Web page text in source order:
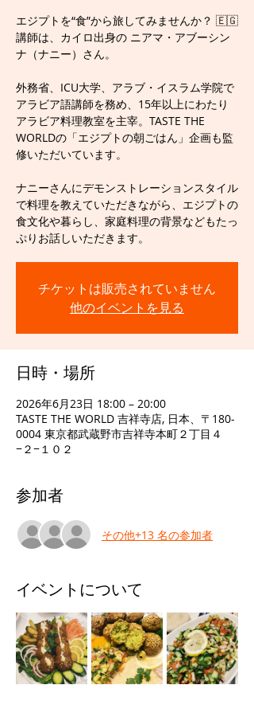
エジプトを“食”から旅してみませんか？ 🇪🇬
講師は、カイロ出身の ニアマ・アブーシン
ナ（ナニー）さん。
外務省、ICU大学、アラブ・イスラム学院で
アラビア語講師を務め、15年以上にわたり
アラビア料理教室を主宰。TASTE THE
WORLDの「エジプトの朝ごはん」企画も監
修いただいています。
ナニーさんにデモンストレーションスタイル
で料理を教えていただきながら、エジプトの
食文化や暮らし、家庭料理の背景などもたっ
ぷりお話しいただきます。
チケットは販売されていません
他のイベントを見る
日時・場所
2026年6月23日 18:00 – 20:00
TASTE THE WORLD 吉祥寺店, 日本、〒180-
0004 東京都武蔵野市吉祥寺本町２丁目４
−２−１０２
参加者
その他+13 名の参加者
イベントについて